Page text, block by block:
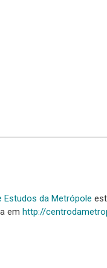
Estudos da Metrópole
em http://